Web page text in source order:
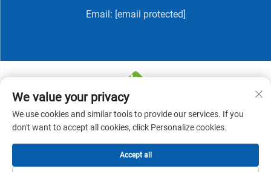
Email: [email protected]
Hak Cipta © 2025 oleh QINGDAO NUTRIVIT BIOTECH
CO., LTD - Kebijakan Privasi
We value your privacy
We use cookies and similar tools to provide our services. If you
don't want to accept all cookies, click Personalize cookies.
Accept all